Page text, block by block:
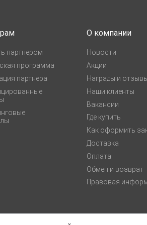
партнером
программа
партнера
О компании
Новости
Акции
Награды и
Наши клиенты
Вакансии
Где купить
Как оформить
Доставка
Оплата
Обмен и возврат
Правовая